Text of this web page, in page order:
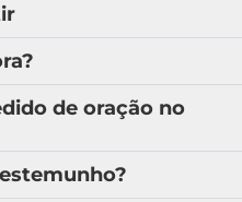
de oração no